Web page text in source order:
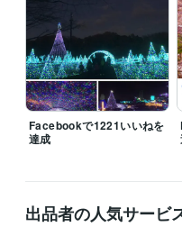
⑤微修正1回＋7日Q&A。
【納品形式】
PNG／JPG／PDF／PPTX／
【修正】
軽微1回無料。大幅変更・追加
数値・拡散保証なし。フォロ
Facebookで1221いいねを
達成
出品者の人気サービ